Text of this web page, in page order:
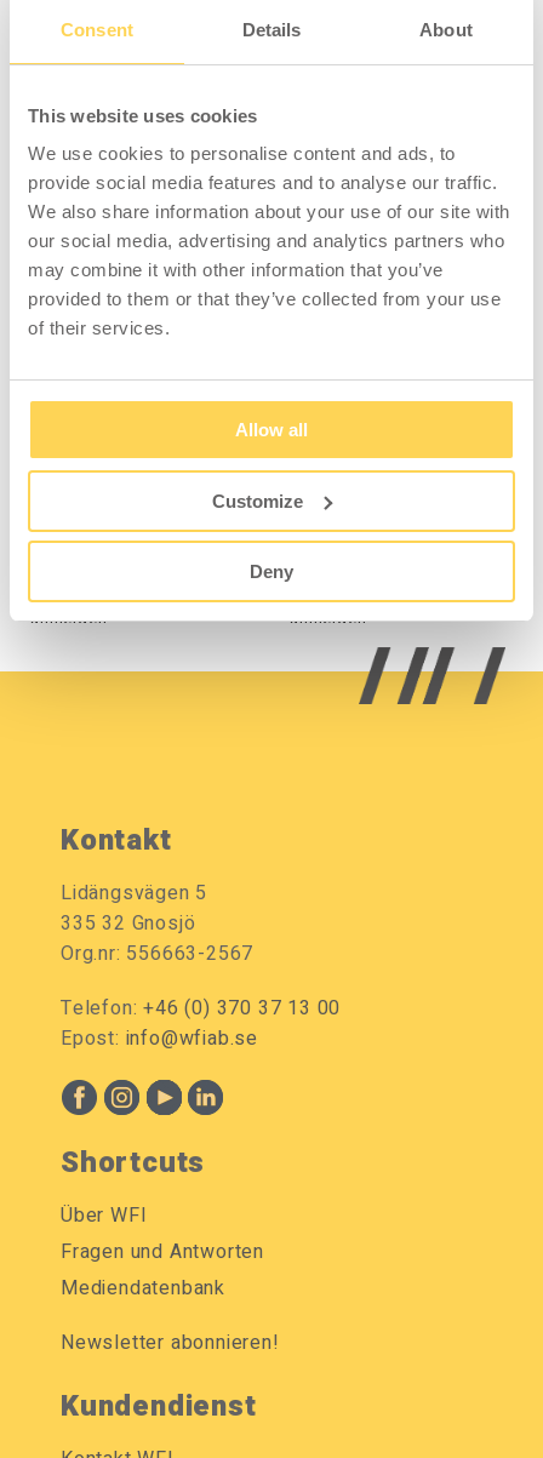
Consent Details About
This website uses cookies
We use cookies to personalise content and ads, to
provide social media features and to analyse our traffic.
We also share information about your use of our site with
our social media, advertising and analytics partners who
may combine it with other information that you’ve
provided to them or that they’ve collected from your use
of their services.
Allow all
Customize
Deny
KOMPATIBEL MIT
Schienenpaneel
H-40-0005-3
Preisen und Lagerstatus
anmelden.
Garagenausstattung
Schienenpaneel
Komplett 2
H-40-0006-3
Preisen und Lagerstatus
anmelden.
Kontakt
Lidängsvägen 5
335 32 Gnosjö
Org.nr: 556663-2567
Telefon:+46 (0) 370 37 13 00
Epost: info@wfiab.se
Shortcuts
Über WFI
Fragen und Antworten
Mediendatenbank
Newsletter abonnieren!
Kundendienst